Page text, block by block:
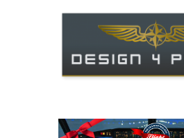
ご予約方法